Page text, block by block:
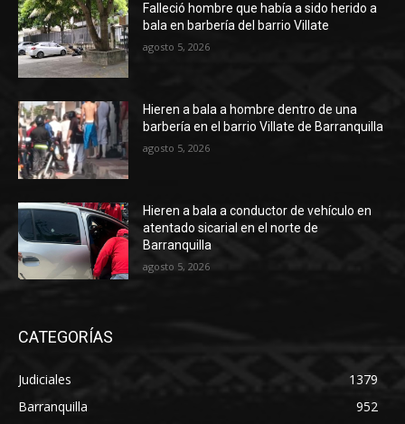
Falleció hombre que había a sido herido a
bala en barbería del barrio Villate
agosto 5, 2026
Hieren a bala a hombre dentro de una
barbería en el barrio Villate de Barranquilla
agosto 5, 2026
Hieren a bala a conductor de vehículo en
atentado sicarial en el norte de
Barranquilla
agosto 5, 2026
CATEGORÍAS
Judiciales
1379
Barranquilla
952